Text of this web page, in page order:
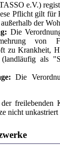
e.V.)
Pflicht gilt für
der
Die
von
zu Krankheit,
als
Die
freilebenden
nicht